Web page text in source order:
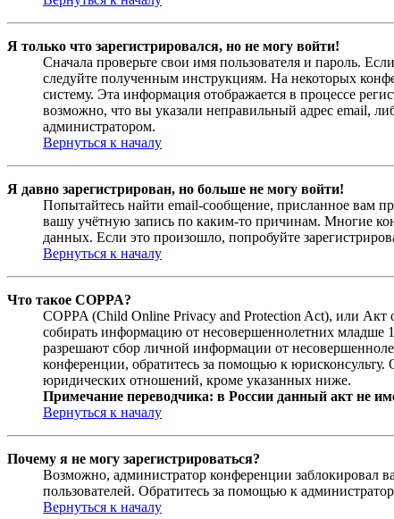
Я только что зарегистрировался, но не могу войти!
Сначала проверьте свои имя пользователя и пароль.
следуйте полученным инструкциям. На некоторых
систему. Эта информация отображается в процессе
возможно, что вы указали неправильный адрес email,
администратором.
Вернуться к началу
Я давно зарегистрирован, но больше не могу войти!
Попытайтесь найти email-сообщение, присланное вам
вашу учётную запись по каким-то причинам. Многие
данных. Если это произошло, попробуйте
Вернуться к началу
Что такое COPPA?
COPPA (Child Online Privacy and Protection Act), или
собирать информацию от несовершеннолетних младше
разрешают сбор личной информации от
конференции, обратитесь за помощью к
юридических отношений, кроме указанных ниже.
Примечание переводчика: в России данный акт не
Вернуться к началу
Почему я не могу зарегистрироваться?
Возможно, администратор конференции заблокировал
пользователей. Обратитесь за помощью к
Вернуться к началу